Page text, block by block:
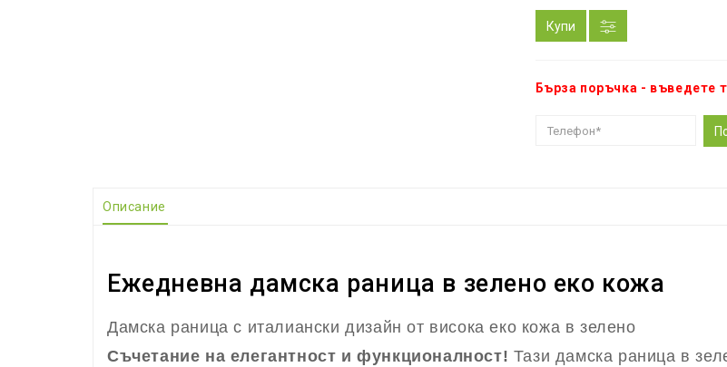
Купи
Бърза поръчка - въведете
Описание
Ежедневна дамска раница в зелено еко кожа
Дамска раница с италиански дизайн от висока еко кожа в зелено
Съчетание на елегантност и функционалност! Тази дамска раница в